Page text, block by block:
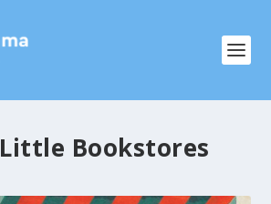
Little Bookstores